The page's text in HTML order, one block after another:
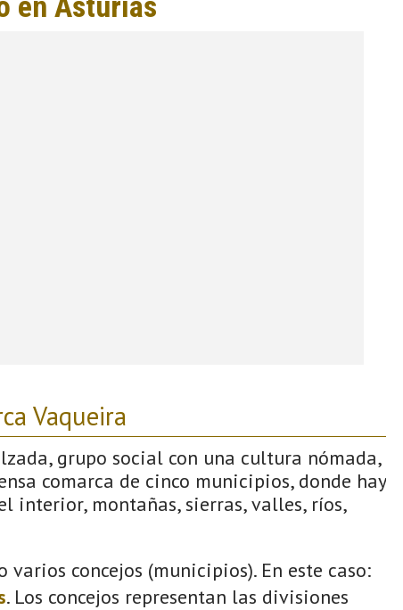
Vaqueira
grupo social con una cultura nómada,
comarca de cinco municipios, donde hay
interior, montañas, sierras, valles, ríos,
concejos (municipios). En este caso:
. Los concejos representan las divisiones